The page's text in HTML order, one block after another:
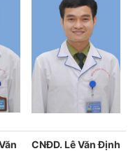
CNĐD. Lê Văn Định